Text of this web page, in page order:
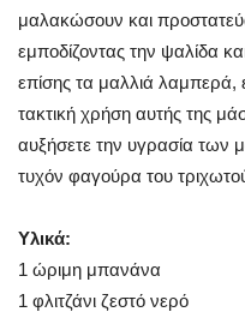
μαλακώσουν και
εμποδίζοντας την ψαλίδα
επίσης τα μαλλιά λαμπερά,
τακτική χρήση αυτής της
αυξήσετε την υγρασία των
τυχόν φαγούρα του
Υλικά:
1 ώριμη μπανάνα
1 φλιτζάνι ζεστό νερό